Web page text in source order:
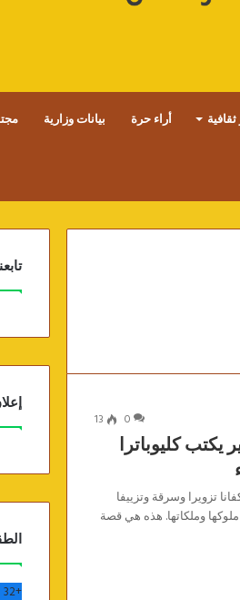
ثقافية أراء حرة بيانات وزارية
0
13
كليوباترا
تزويرا وسرقة وتزييفا
وملكاتها. هذه هي قصة
+
32